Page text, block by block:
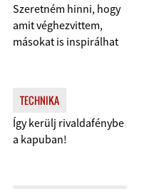
Szeretném hinni, hogy
amit véghezvittem,
másokat is inspirálhat
TECHNIKA
Így kerülj rivaldafénybe
a kapuban!